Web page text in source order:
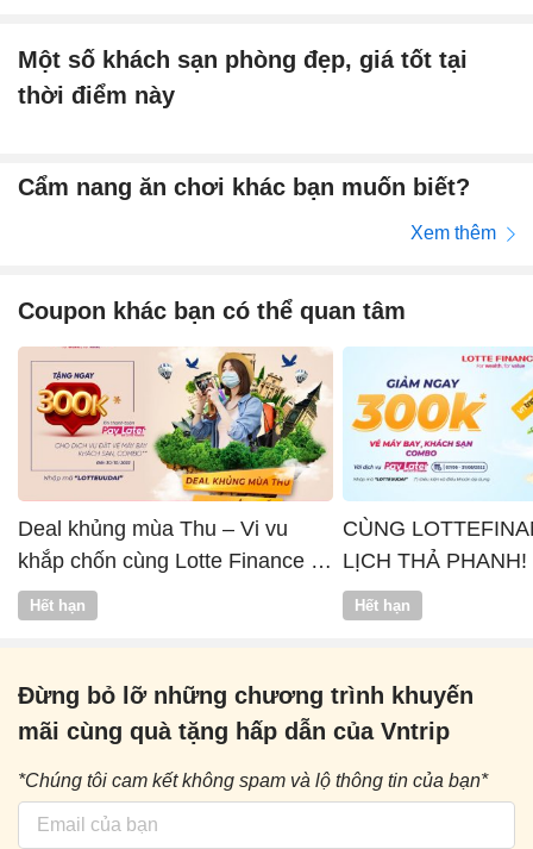
Một số khách sạn phòng đẹp, giá tốt tại
thời điểm này
Cẩm nang ăn chơi khác bạn muốn biết?
Xem thêm
Coupon khác bạn có thể quan tâm
Deal khủng mùa Thu – Vi vu
khắp chốn cùng Lotte Finance x
Vntrip
Hết hạn
CÙNG
LỊCH THẢ PHANH!
Hết hạn
Đừng bỏ lỡ những chương trình khuyến
mãi cùng quà tặng hấp dẫn của Vntrip
*Chúng tôi cam kết không spam và lộ thông tin của bạn*